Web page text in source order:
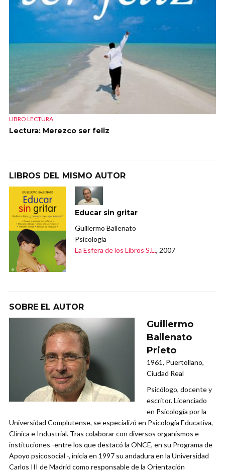
LIBRO LECTURA
Lectura: Merezco ser feliz
LIBROS DEL MISMO AUTOR
Educar sin gritar
Guillermo Ballenato
Psicología
La Esfera de los Libros S.L., 2007
SOBRE EL AUTOR
Guillermo
Ballenato
Prieto
1961, Puertollano,
Ciudad Real
Psicólogo, docente y
escritor. Licenciado
en Psicología por la
Universidad Complutense, se especializó en Psicología Educativa,
Clínica e Industrial. Tras colaborar con diversos organismos e
instituciones -entre los que destacó la ONCE, en su Programa de
Apoyo psicosocial -, inicia en 1997 su andadura en la Universidad
Carlos III de Madrid como responsable de la Orientación